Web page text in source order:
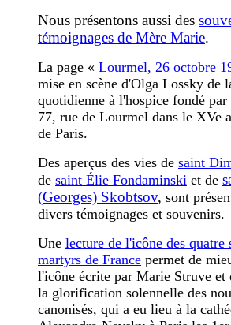
Nous présentons aussi des
témoignages de Mère Marie.
La page « Lourmel, 26 octobre
mise en scène d'Olga Lossky de
quotidienne à l'hospice fondé
77, rue de Lourmel dans le XVe
de Paris.
Des aperçus des vies de saint
de saint Élie Fondaminski et de
(Georges) Skobtsov, sont
divers témoignages et souvenirs.
Une lecture de l'icône des quatre
martyrs de France permet de
l'icône écrite par Marie Struve
la glorification solennelle des
canonisés, qui a eu lieu à la